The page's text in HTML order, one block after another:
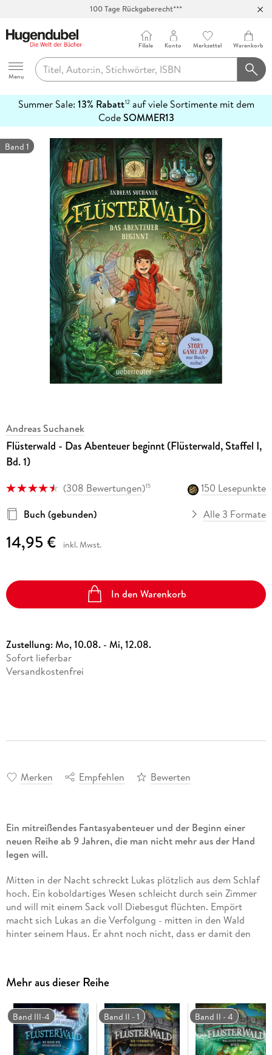
100 Tage Rückgaberecht***
Hugendubel
Menu
Filiale Konto Merkzettel Warenkorb
Summer Sale: 13% Rabatt12auf viele Sortimente mit dem
CodeSOMMER13
erfahren
Band 1
Andreas Suchanek
Flüsterwald - Das Abenteuer beginnt (Flüsterwald, Staffel I,
Bd. 1)
(308 Bewertungen)15
150 Lesepunkte
Buch (gebunden)
Alle 3 Formate
14,95 € inkl. Mwst.
In den Warenkorb
Zustellung:Mo, 10.08. - Mi, 12.08.
Sofort lieferbar
Versandkostenfrei
Merken Empfehlen Bewerten
Ein mitreißendes Fantasyabenteuer und der Beginn einer
neuen Reihe ab 9 Jahren, die man nicht mehr aus der Hand
legen will.
Mitten in der Nacht schreckt Lukas plötzlich aus dem Schlaf
hoch. Ein koboldartiges Wesen schleicht durch sein Zimmer
und will mit einem Sack voll Diebesgut flüchten. Empört
macht sich Lukas an die Verfolgung - mitten in den Wald
hinter seinem Haus. Er ahnt noch nicht, dass er damit den
Grenze zum Flüsterwald überqueren und welche Geheimnisse
verbergen sich zwischen den Zweigen der Bäume?
Buchtrailer:
https://www. youtube. com/watch? v=_dvCqYxp1y0
Mehr aus dieser Reihe
Band III-4 Band II - 1 Band II - 4